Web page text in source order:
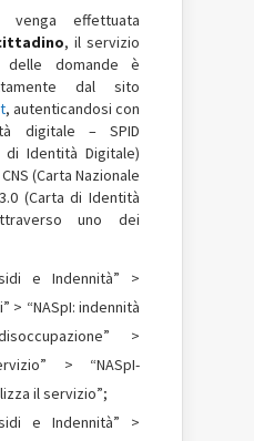
venga effettuata
, il servizio
delle domande è
dal sito
, autenticandosi con
digitale – SPID
di Identità Digitale)
(Carta Nazionale
(Carta di Identità
uno dei
e Indennità” >
> “NASpI: indennità
>
> “NASpI-
il servizio”;
e Indennità” >